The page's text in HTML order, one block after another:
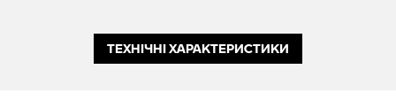
ТЕХНІЧНІ ХАРАКТЕРИСТИКИ